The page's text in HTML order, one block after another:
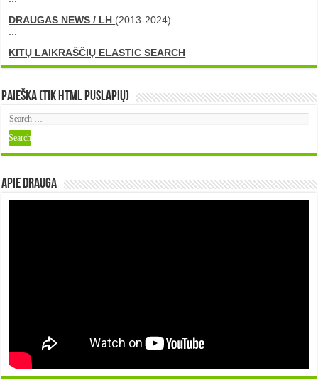
DRAUGAS NEWS / LH (2013-2024)
KITŲ LAIKRAŠČIŲ ELASTIC SEARCH
Paieška (tik HTML puslapių)
Apie DRAUGA